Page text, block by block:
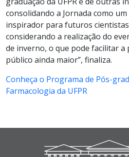
consolidando a Jornada como um
inspirador para futuros
considerando a realização do
de inverno, o que pode facilitar a
público ainda maior”, finaliza.
Conheça o Programa de Pós-
Farmacologia da UFPR